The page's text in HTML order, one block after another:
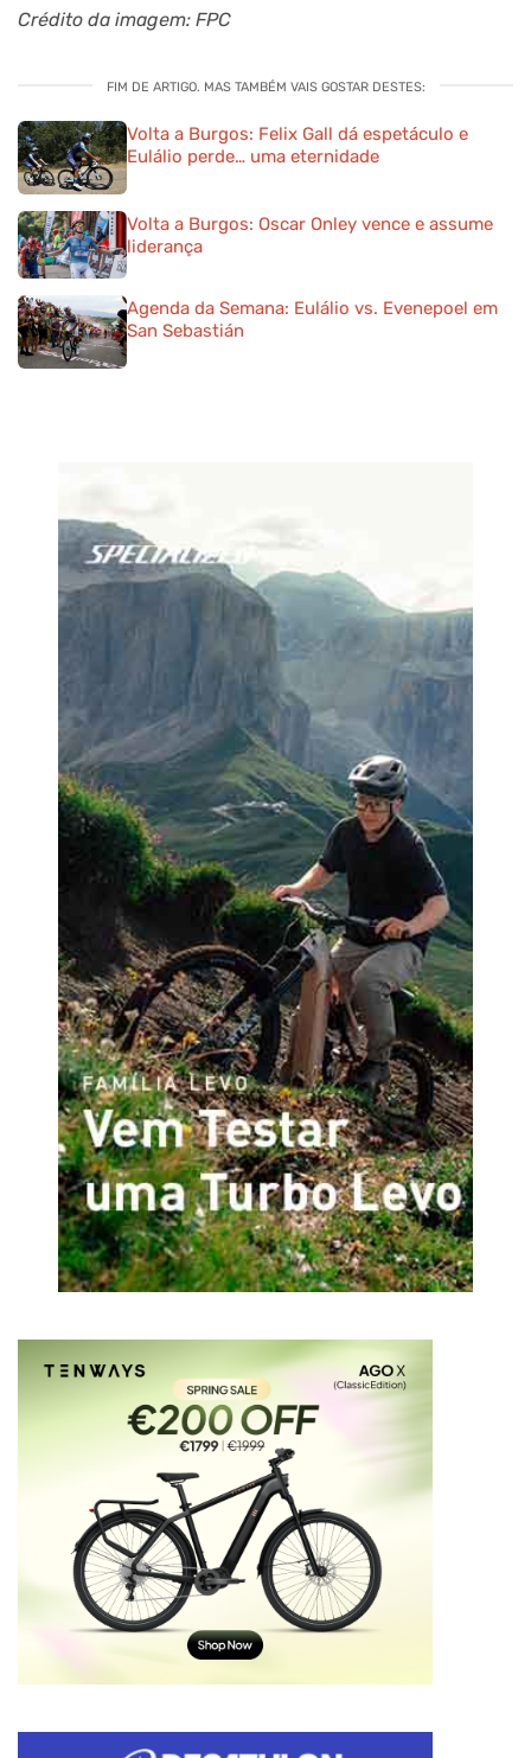
Crédito da imagem: FPC
FIM DE ARTIGO. MAS TAMBÉM VAIS GOSTAR DESTES:
Volta a Burgos: Felix Gall dá espetáculo e
Eulálio perde… uma eternidade
Volta a Burgos: Oscar Onley vence e assume
liderança
Agenda da Semana: Eulálio vs. Evenepoel em
San Sebastián